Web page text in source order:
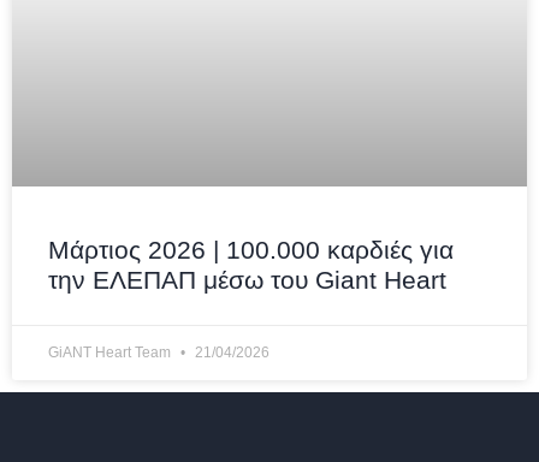
Μάρτιος 2026 | 100.000 καρδιές για
την ΕΛΕΠΑΠ μέσω του Giant Heart
GiANT Heart Team 21/04/2026